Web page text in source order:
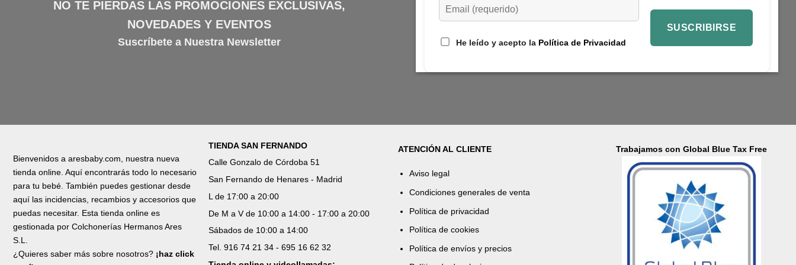
NO TE PIERDAS LAS PROMOCIONES EXCLUSIVAS,
NOVEDADES Y EVENTOS
Suscríbete a Nuestra Newsletter He leído y acepto la Política de Privacidad
Bienvenidos a aresbaby.com, nuestra nueva
tienda online. Aquí encontrarás todo lo necesario
para tu bebé. También puedes gestionar desde
aquí las incidencias, recambios y accesorios que
puedas necesitar. Esta tienda online es
gestionada por Colchonerías Hermanos Ares
S.L.
¿Quieres saber más sobre nosotros? ¡haz click
TIENDA SAN FERNANDO
Calle Gonzalo de Córdoba 51
San Fernando de Henares - Madrid
L de 17:00 a 20:00
De M a V de 10:00 a 14:00 - 17:00 a 20:00
Sábados de 10:00 a 14:00
Tel. 916 74 21 34 - 695 16 62 32
ATENCIÓN AL CLIENTE
Aviso legal
Condiciones generales de venta
Política de privacidad
Política de cookies
Política de envíos y precios
Trabajamos con Global Blue Tax Free